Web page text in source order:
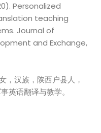
Personalized
teaching
Journal of
and Exchange,
，汉族，陕西户县人，
英语翻译与教学。